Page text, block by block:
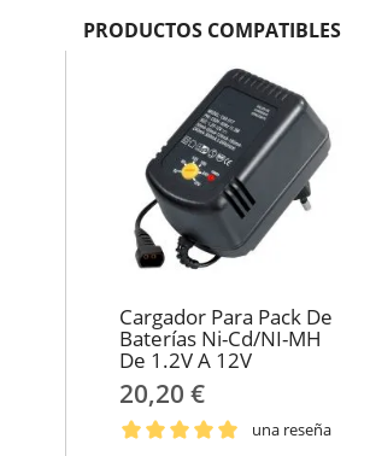
PRODUCTOS COMPATIBLES
Cargador Para Pack De
Baterías Ni-Cd/NI-MH
De 1.2V A 12V
20,20 €
una reseña